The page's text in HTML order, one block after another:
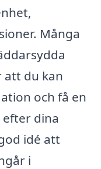
Många
att du kan
och få en
efter dina
idé att
i